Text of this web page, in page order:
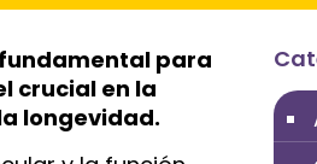
para
crucial en la
longevidad.